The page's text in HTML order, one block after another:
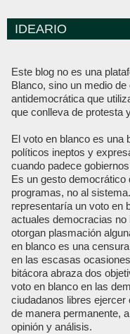
IDEARIO
Este blog no es una
Blanco, sino un medio
antidemocrática que
que conlleva de protesta
El voto en blanco es una
políticos ineptos y
cuando padece
Es un gesto
programas, no al
representaría un voto en
actuales democracias no
otorgan plasmación
en blanco es una
en las escasas
bitácora abraza dos
voto en blanco en las
ciudadanos libres ejercer
de manera permanente,
opinión y análisis.